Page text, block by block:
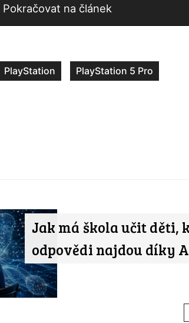
Pokračovat na článek
PlayStation PlayStation 5 Pro
Jak má škola učit děti,
odpovědi najdou díky